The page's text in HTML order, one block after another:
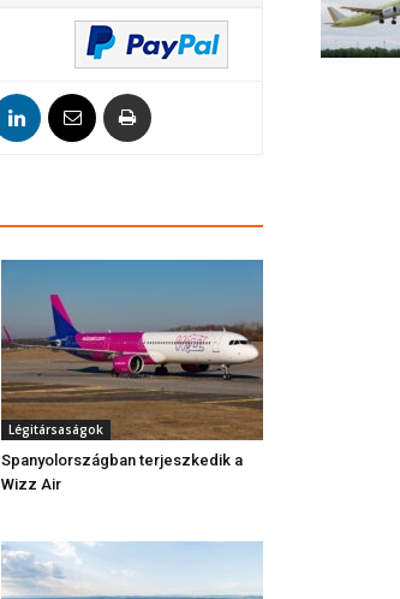
Légitársaságok
Spanyolországban terjeszkedik a
Wizz Air